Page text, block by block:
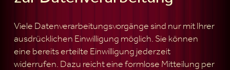
Viele Datenverarbeitungsvorgänge sind nur mit Ihrer
ausdrücklichen Einwilligung möglich. Sie können
eine bereits erteilte Einwilligung jederzeit
widerrufen. Dazu reicht eine formlose Mitteilung per